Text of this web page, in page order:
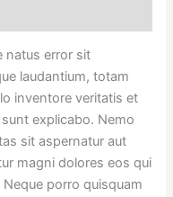
natus error sit
laudantium, totam
inventore veritatis et
explicabo. Nemo
sit aspernatur aut
magni dolores eos qui
porro quisquam